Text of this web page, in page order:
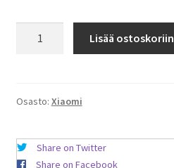
pöly/vesisäiliö
Mi
Robot
Lisää ostoskoriin
Osasto: Xiaomi
Share on Twitter
Share on Facebook